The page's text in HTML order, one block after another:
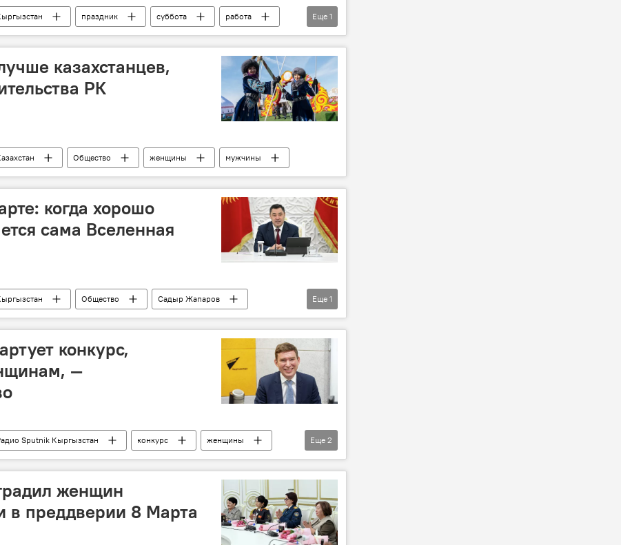
праздник суббота
работа
Еще 1
казахстанцев,
РК
Общество женщины мужчины
когда хорошо
сама Вселенная
Общество
Садыр Жапаров
Еще 1
конкурс,
—
Sputnik Кыргызстан конкурс
женщины
Еще 2
женщин
преддверии 8 Марта